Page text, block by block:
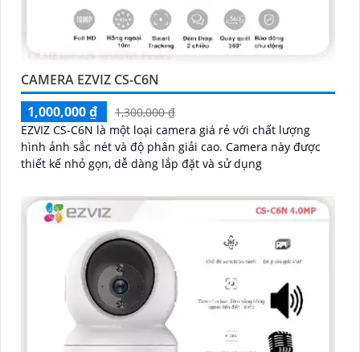
CAMERA EZVIZ CS-C6N
1,000,000 ₫
1,300,000 ₫
EZVIZ CS-C6N là một loại camera giá rẻ với chất lượng
hình ảnh sắc nét và độ phân giải cao. Camera này được
thiết kế nhỏ gọn, dễ dàng lắp đặt và sử dụng